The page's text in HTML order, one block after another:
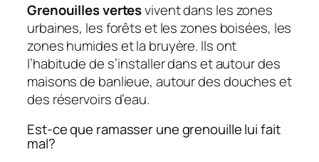
Grenouilles vertesvivent dans les zones
urbaines, les forêts et les zones boisées, les
zones humides et la bruyère. Ils ont
l’habitude de s’installer dans et autour des
maisons de banlieue, autour des douches et
des réservoirs d’eau.
Est-ce que ramasser une grenouille lui fait
mal?